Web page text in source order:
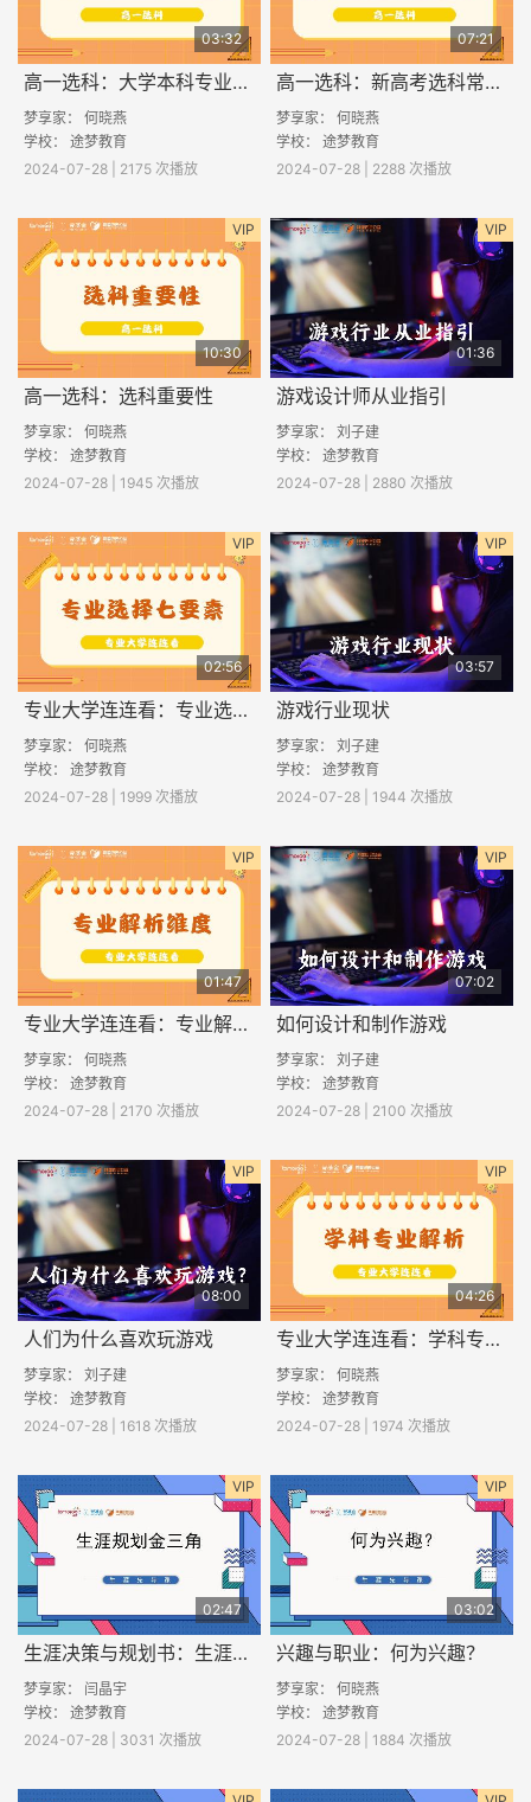
03:32
高一选科：大学本科专业设置
梦享家： 何晓燕
学校： 途梦教育
2024-07-28 | 2175 次播放
07:21
高一选科：新高考选科常见误区
梦享家： 何晓燕
学校： 途梦教育
2024-07-28 | 2288 次播放
VIP
10:30
高一选科：选科重要性
梦享家： 何晓燕
学校： 途梦教育
2024-07-28 | 1945 次播放
VIP
01:36
游戏设计师从业指引
梦享家： 刘子建
学校： 途梦教育
2024-07-28 | 2880 次播放
VIP
02:56
专业大学连连看：专业选择7要素
梦享家： 何晓燕
学校： 途梦教育
2024-07-28 | 1999 次播放
VIP
03:57
游戏行业现状
梦享家： 刘子建
学校： 途梦教育
2024-07-28 | 1944 次播放
VIP
01:47
专业大学连连看：专业解析维度
梦享家： 何晓燕
学校： 途梦教育
2024-07-28 | 2170 次播放
VIP
07:02
如何设计和制作游戏
梦享家： 刘子建
学校： 途梦教育
2024-07-28 | 2100 次播放
VIP
08:00
人们为什么喜欢玩游戏
梦享家： 刘子建
学校： 途梦教育
2024-07-28 | 1618 次播放
VIP
04:26
专业大学连连看：学科专业解析
梦享家： 何晓燕
学校： 途梦教育
2024-07-28 | 1974 次播放
VIP
02:47
生涯决策与规划书：生涯规划金三角
梦享家： 闫晶宇
学校： 途梦教育
2024-07-28 | 3031 次播放
VIP
03:02
兴趣与职业：何为兴趣？
梦享家： 何晓燕
学校： 途梦教育
2024-07-28 | 1884 次播放